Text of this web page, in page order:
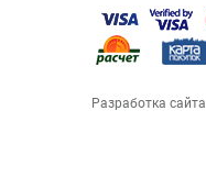
Разработка сайта